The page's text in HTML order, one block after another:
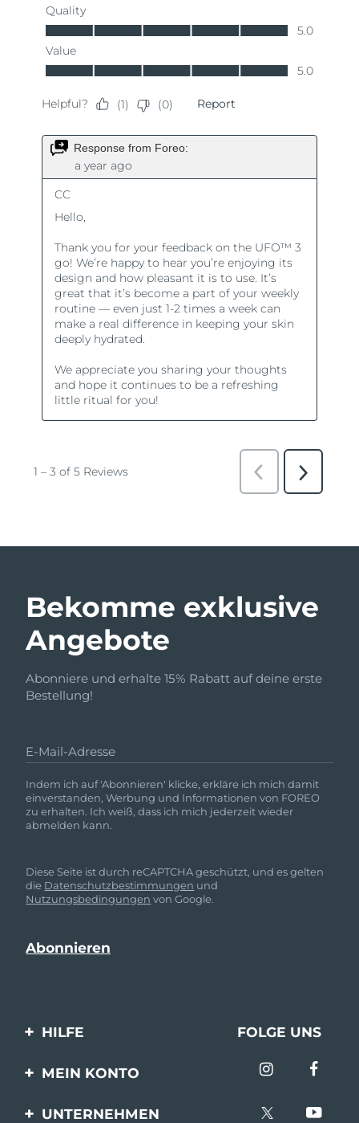
Bekomme exklusive
Angebote
Abonniere und erhalte 15% Rabatt auf deine erste
Bestellung!
E-Mail-Adresse
Indem ich auf 'Abonnieren' klicke, erkläre ich mich damit
einverstanden, Werbung und Informationen von FOREO
zu erhalten. Ich weiß, dass ich mich jederzeit wieder
abmelden kann.
Diese Seite ist durch reCAPTCHA geschützt, und es gelten
die Datenschutzbestimmungen und
Nutzungsbedingungen von Google.
HILFE
Kontaktiere uns
FOLGE UNS
MEIN KONTO
UNTERNEHMEN